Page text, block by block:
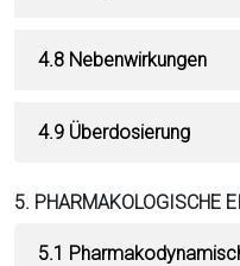
4.8 Nebenwirkungen
4.9 Überdosierung
5. PHARMAKOLOGISCHE
5.1